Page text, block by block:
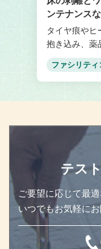
ンテナンス
タイヤ痕やヒ
抱き込み、薬
ファシリティ
テス
ご要望に応じて最
いつでもお気軽に